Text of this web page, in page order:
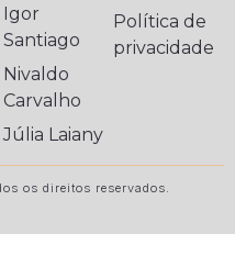
Igor
Santiago
Nivaldo
Carvalho
Júlia Laiany
Política de
privacidade
os direitos reservados.